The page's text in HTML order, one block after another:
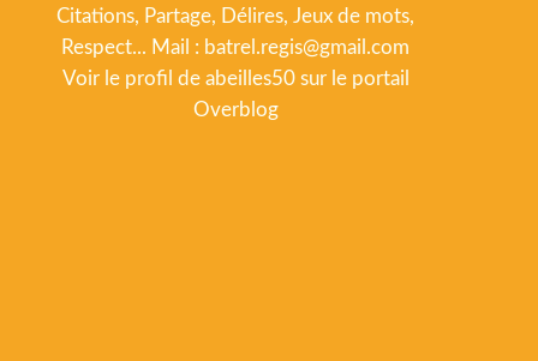
Citations, Partage, Délires, Jeux de mots,
Respect... Mail : batrel.regis@gmail.com
Voir le profil de abeilles50sur le portail
Overblog